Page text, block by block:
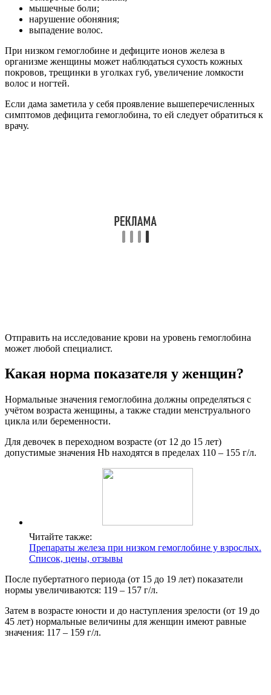
мышечные боли;
нарушение обоняния;
выпадение волос.
При низком гемоглобине и дефиците ионов железа в
организме женщины может наблюдаться сухость кожных
покровов, трещинки в уголках губ, увеличение ломкости
волос и ногтей.
Если дама заметила у себя проявление вышеперечисленных
симптомов дефицита гемоглобина, то ей следует обратиться к
врачу.
Отправить на исследование крови на уровень гемоглобина
может любой специалист.
Какая норма показателя у женщин?
Нормальные значения гемоглобина должны определяться с
учётом возраста женщины, а также стадии менструального
цикла или беременности.
Для девочек в переходном возрасте (от 12 до 15 лет)
допустимые значения Hb находятся в пределах 110 – 155 г/л.
Читайте также:
Препараты железа при низком гемоглобине у взрослых.
Список, цены, отзывы
После пубертатного периода (от 15 до 19 лет) показатели
нормы увеличиваются: 119 – 157 г/л.
Затем в возрасте юности и до наступления зрелости (от 19 до
45 лет) нормальные величины для женщин имеют равные
значения: 117 – 159 г/л.